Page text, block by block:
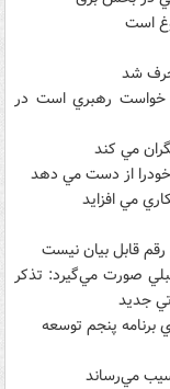
خواست رهبري است در
صورت مي‌گيرد: تذکر
جديد